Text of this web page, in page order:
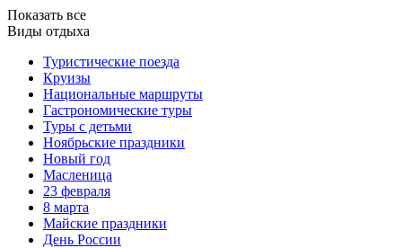
Показать все
Виды отдыха
Туристические поезда
Круизы
Национальные маршруты
Гастрономические туры
Туры с детьми
Ноябрьские праздники
Новый год
Масленица
23 февраля
8 марта
Майские праздники
День России